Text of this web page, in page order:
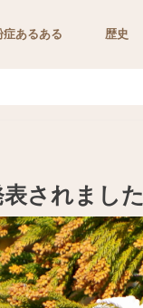
症あるある 歴史
されました